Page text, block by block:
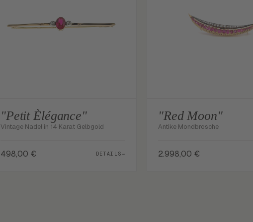
"Petit Èlégance"
Vintage Nadel in 14 Karat Gelbgold
498,00 € DETAILS→
"Red Moon"
Antike Mondbrosche
2.998,00 €